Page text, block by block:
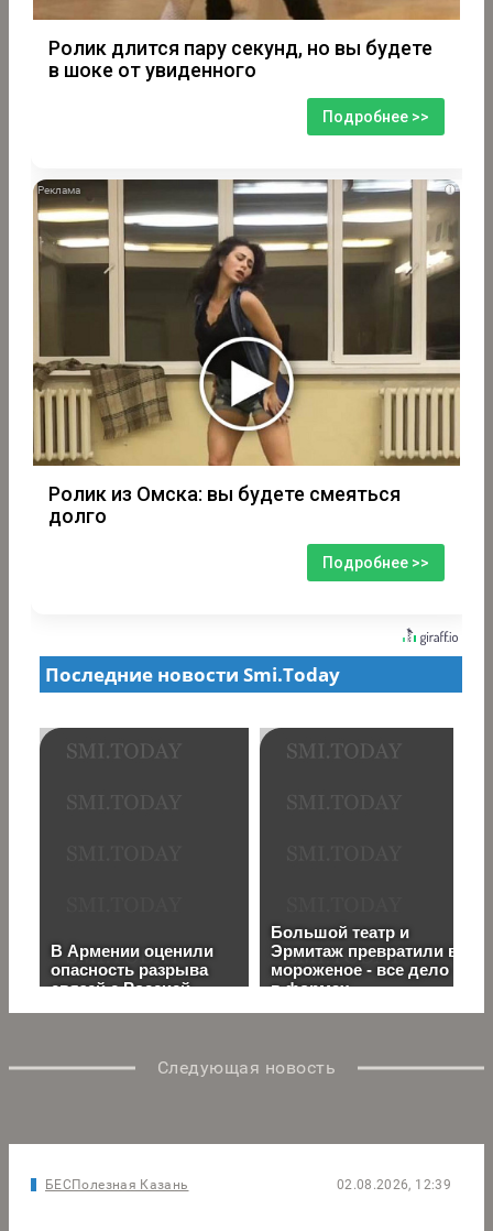
Ролик длится пару секунд, но вы будете
в шоке от увиденного
Подробнее >>
i
Ролик из Омска: вы будете смеяться
долго
Подробнее >>
Следующая новость
БЕСПолезная Казань 02.08.2026, 12:39